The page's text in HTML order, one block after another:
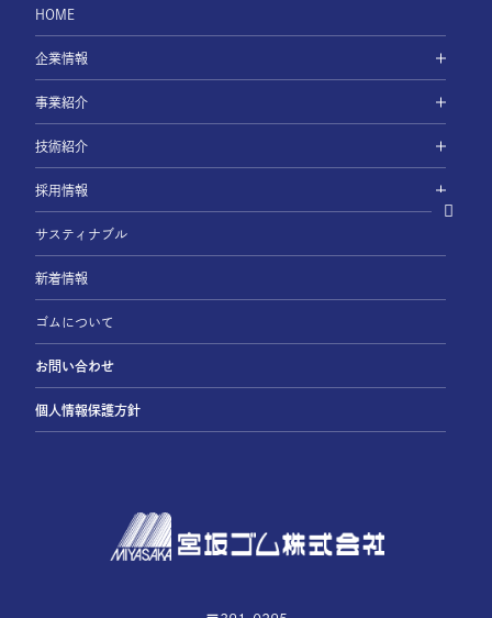
HOME
企業情報
事業紹介
技術紹介
採用情報
サスティナブル
新着情報
ゴムについて
お問い合わせ
個人情報保護方針